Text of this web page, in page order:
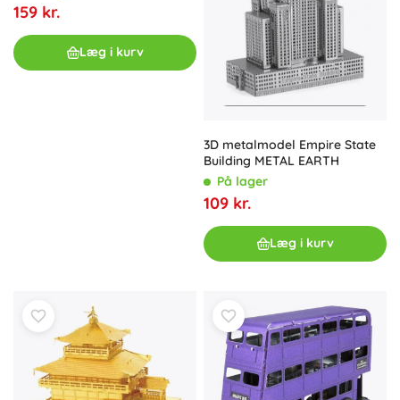
159 kr.
Læg i kurv
3D metalmodel Empire State
Building METAL EARTH
På lager
109 kr.
Læg i kurv